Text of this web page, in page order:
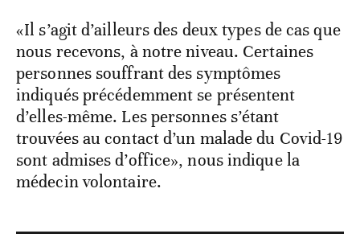
«Il s’agit d’ailleurs des deux types de cas que
nous recevons, à notre niveau. Certaines
personnes souffrant des symptômes
indiqués précédemment se présentent
d’elles-même. Les personnes s’étant
trouvées au contact d’un malade du Covid-19
sont admises d’office», nous indique la
médecin volontaire.